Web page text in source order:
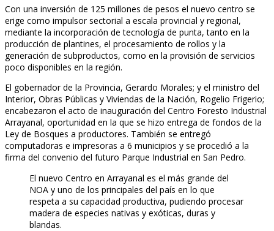
Con una inversión de 125 millones de pesos el nuevo centro se
erige como impulsor sectorial a escala provincial y regional,
mediante la incorporación de tecnología de punta, tanto en la
producción de plantines, el procesamiento de rollos y la
generación de subproductos, como en la provisión de servicios
poco disponibles en la región.
El gobernador de la Provincia, Gerardo Morales; y el ministro del
Interior, Obras Públicas y Viviendas de la Nación, Rogelio Frigerio;
encabezaron el acto de inauguración del Centro Foresto Industrial
Arrayanal, oportunidad en la que se hizo entrega de fondos de la
Ley de Bosques a productores. También se entregó
computadoras e impresoras a 6 municipios y se procedió a la
firma del convenio del futuro Parque Industrial en San Pedro.
El nuevo Centro en Arrayanal es el más grande del
NOA y uno de los principales del país en lo que
respeta a su capacidad productiva, pudiendo procesar
madera de especies nativas y exóticas, duras y
blandas.